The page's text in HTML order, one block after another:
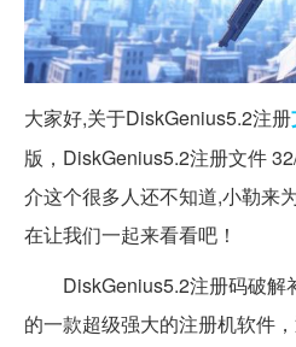
大家好,关于DiskGenius5.2注册
版，DiskGenius5.2注册文件
介这个很多人还不知道,小勒来
在让我们一起来看看吧！
DiskGenius5.2注册码破解
的一款超级强大的注册机软件